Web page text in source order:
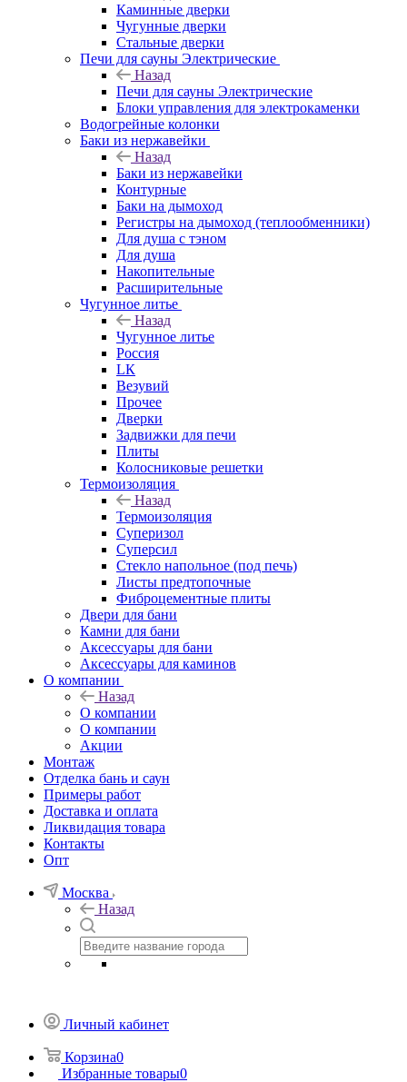
Каминные дверки
Чугунные дверки
Стальные дверки
Печи для сауны Электрические
Назад
Печи для сауны Электрические
Блоки управления для электрокаменки
Водогрейные колонки
Баки из нержавейки
Назад
Баки из нержавейки
Контурные
Баки на дымоход
Регистры на дымоход (теплообменники)
Для душа с тэном
Для душа
Накопительные
Расширительные
Чугунное литье
Назад
Чугунное литье
Россия
LК
Везувий
Прочее
Дверки
Задвижки для печи
Плиты
Колосниковые решетки
Термоизоляция
Назад
Термоизоляция
Суперизол
Суперсил
Стекло напольное (под печь)
Листы предтопочные
Фиброцементные плиты
Двери для бани
Камни для бани
Аксессуары для бани
Аксессуары для каминов
О компании
Назад
О компании
О компании
Акции
Монтаж
Отделка бань и саун
Примеры работ
Доставка и оплата
Ликвидация товара
Контакты
Опт
Москва
Назад
Личный кабинет
Корзина0
Избранные товары0